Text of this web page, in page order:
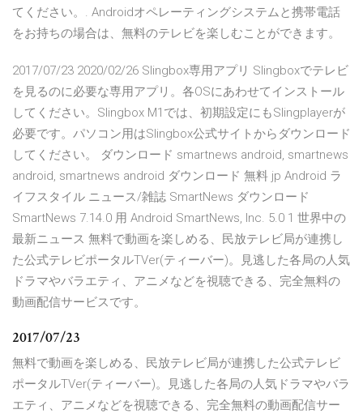
てください。. Androidオペレーティングシステムと携帯電話
をお持ちの場合は、無料のテレビを楽しむことができます。
2017/07/23 2020/02/26 Slingbox専用アプリ Slingboxでテレビ
を見るのに必要な専用アプリ。各OSにあわせてインストール
してください。Slingbox M1では、初期設定にもSlingplayerが
必要です。パソコン用はSlingbox公式サイトからダウンロード
してください。 ダウンロード smartnews android, smartnews
android, smartnews android ダウンロード 無料 jp Android ラ
イフスタイル ニュース/雑誌 SmartNews ダウンロード
SmartNews 7.14.0 用 Android SmartNews, Inc. 5.0 1 世界中の
最新ニュース 無料で動画を楽しめる、民放テレビ局が連携し
た公式テレビポータルTVer(ティーバー)。見逃した各局の人気
ドラマやバラエティ、アニメなどを視聴できる、完全無料の
動画配信サービスです。
2017/07/23
無料で動画を楽しめる、民放テレビ局が連携した公式テレビ
ポータルTVer(ティーバー)。見逃した各局の人気ドラマやバラ
エティ、アニメなどを視聴できる、完全無料の動画配信サー